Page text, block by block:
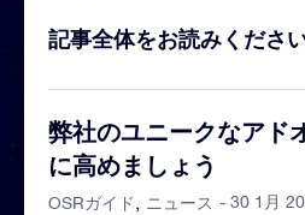
記事全体をお読みください
弊社のユニークなアド
に高めましょう
OSRガイド ニュース - 30 1月